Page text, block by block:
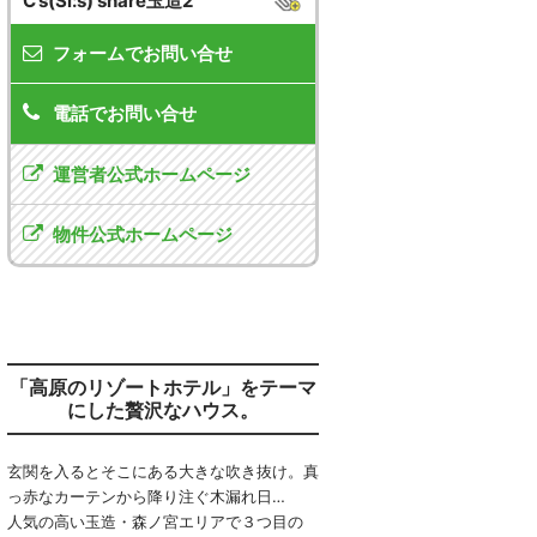
フォームでお問い合せ
電話でお問い合せ
運営者公式ホームページ
物件公式ホームページ
「高原のリゾートホテル」をテーマ
にした贅沢なハウス。
玄関を入るとそこにある大きな吹き抜け。真
っ赤なカーテンから降り注ぐ木漏れ日…
人気の高い玉造・森ノ宮エリアで３つ目の